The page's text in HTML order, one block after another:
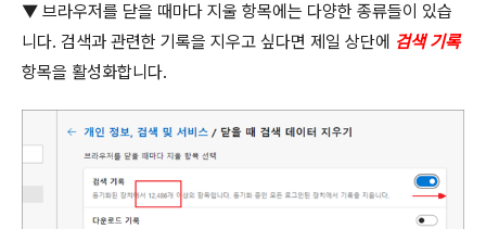
▼ 브라우저를 닫을 때마다 지울 항목에는 다양한 종류들이 있습
니다. 검색과 관련한 기록을 지우고 싶다면 제일 상단에 검색 기록
항목을 활성화합니다.